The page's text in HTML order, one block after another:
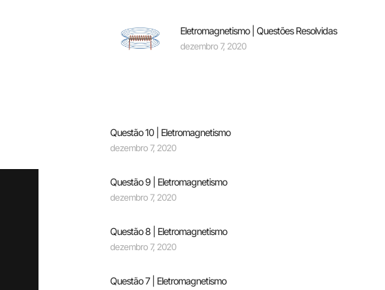
Eletromagnetismo | Questões Resolvidas
dezembro 7, 2020
Questão 10 | Eletromagnetismo
dezembro 7, 2020
Questão 9 | Eletromagnetismo
dezembro 7, 2020
Questão 8 | Eletromagnetismo
dezembro 7, 2020
Questão 7 | Eletromagnetismo